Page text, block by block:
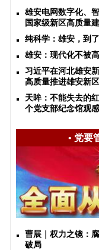
雄安电网数字化、
国家级新区高质量
纯科学：雄安，到
雄安：现代化不被
习近平在河北雄安
高质量推进雄安新
天眸：不能失去的
个党支部纪念馆观感
• 党要
曹展｜权力之镜：
破局